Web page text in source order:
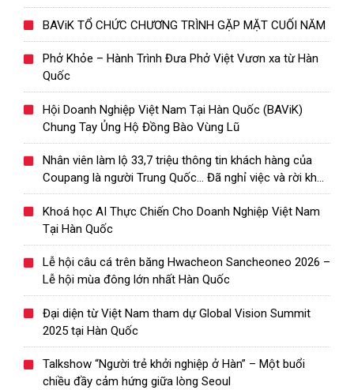
Việt – Hàn
BAViK TỔ CHỨC CHƯƠNG TRÌNH GẶP MẶT CUỐI NĂM
Phở Khỏe – Hành Trình Đưa Phở Việt Vươn xa từ Hàn
Quốc
Hội Doanh Nghiệp Việt Nam Tại Hàn Quốc (BAViK)
Chung Tay Ủng Hộ Đồng Bào Vùng Lũ
Nhân viên làm lộ 33,7 triệu thông tin khách hàng của
Coupang là người Trung Quốc… Đã nghỉ việc và rời khỏi
Hàn Quốc
Khoá học AI Thực Chiến Cho Doanh Nghiệp Việt Nam
Tại Hàn Quốc
Lễ hội câu cá trên băng Hwacheon Sancheoneo 2026 –
Lễ hội mùa đông lớn nhất Hàn Quốc
Đại diện từ Việt Nam tham dự Global Vision Summit
2025 tại Hàn Quốc
Talkshow “Người trẻ khởi nghiệp ở Hàn” – Một buổi
chiều đầy cảm hứng giữa lòng Seoul